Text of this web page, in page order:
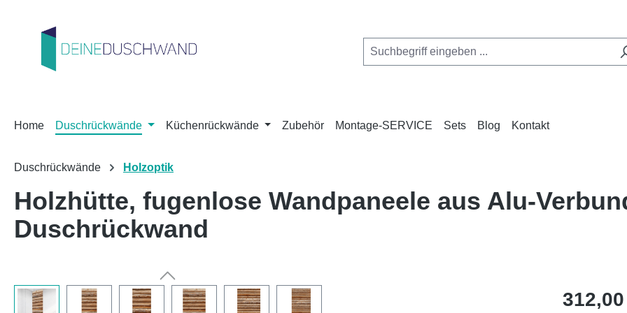
Home Duschrückwände Küchenrückwände Zubehör Montage-SERVICE Sets Blog Kontakt
Duschrückwände Holzoptik
Holzhütte, fugenlose Wandpaneele aus Alu-
Duschrückwand
Regulärer